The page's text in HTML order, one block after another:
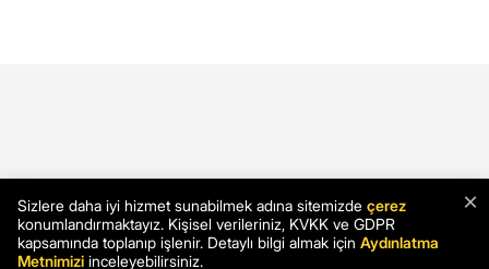
×
Sizlere daha iyi hizmet sunabilmek adına sitemizde çerez
konumlandırmaktayız. Kişisel verileriniz, KVKK ve GDPR
kapsamında toplanıp işlenir. Detaylı bilgi almak için Aydınlatma
Metnimizi inceleyebilirsiniz.